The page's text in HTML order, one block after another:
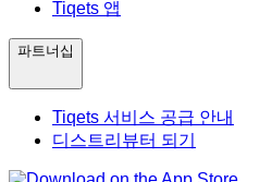
Tiqets 앱
파트너십
Tiqets 서비스 공급 안내
디스트리뷰터 되기